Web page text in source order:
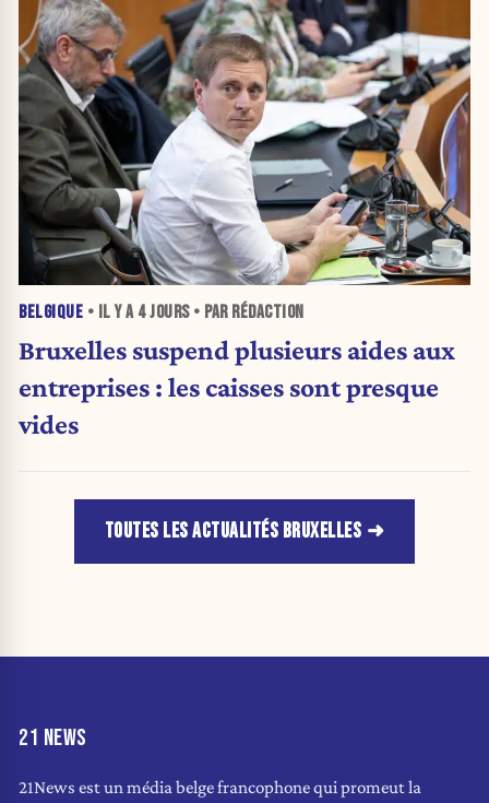
BELGIQUE • IL Y A 4 JOURS• PAR RÉDACTION
Bruxelles suspend plusieurs aides aux
entreprises : les caisses sont presque
vides
TOUTES LES ACTUALITÉS BRUXELLES
21 NEWS
21News est un média belge francophone qui promeut la